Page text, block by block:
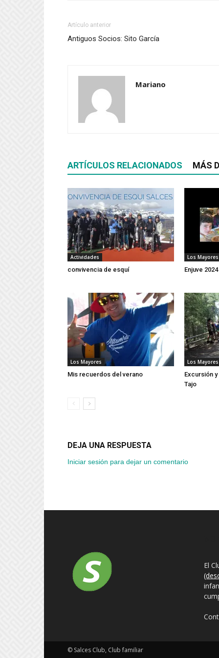
Artículo anterior
Antiguos Socios: Sito García
Mariano
ARTÍCULOS RELACIONADOS MÁS
Actividades
convivencia de esquí
Los Mayores
Enjuve 2024
Los Mayores
Mis recuerdos del verano
Los Mayores
Excursión
Tajo
DEJA UNA RESPUESTA
Iniciar sesión para dejar un comentario
El
© Salces Club, Club familiar